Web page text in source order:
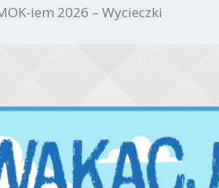
iem 2026 – Wycieczki